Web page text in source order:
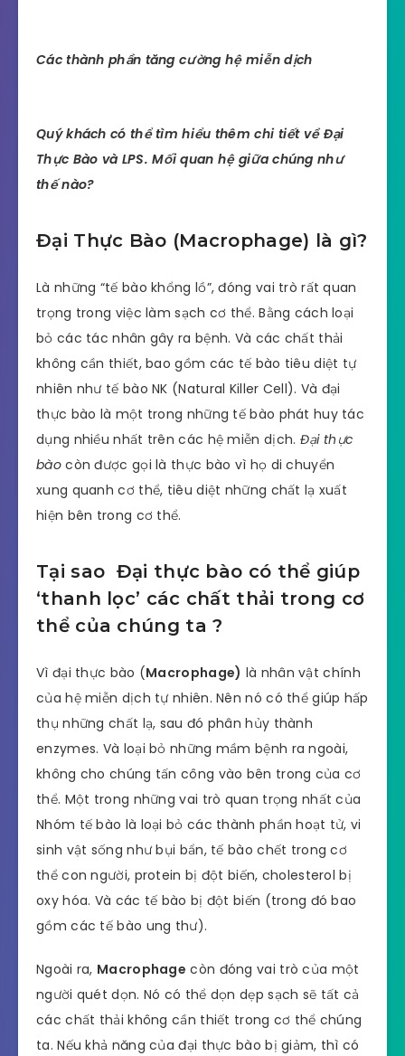
Các thành phần tăng cường hệ miễn dịch
Quý khách có thể tìm hiểu thêm chi tiết về Đại
Thực Bào và LPS. Mối quan hệ giữa chúng như
thế nào?
Đại Thực Bào (Macrophage) là gì?
Là những “tế bào khổng lồ”, đóng vai trò rất quan
trọng trong việc làm sạch cơ thể. Bằng cách loại
bỏ các tác nhân gây ra bệnh. Và các chất thải
không cần thiết, bao gồm các tế bào tiêu diệt tự
nhiên như tế bào NK (Natural Killer Cell). Và đại
thực bào là một trong những tế bào phát huy tác
dụng nhiều nhất trên các hệ miễn dịch. Đại thực
bàocòn được gọi là thực bào vì họ di chuyển
xung quanh cơ thể, tiêu diệt những chất lạ xuất
hiện bên trong cơ thể.
Tại sao Đại thực bào có thể giúp
‘thanh lọc’ các chất thải trong cơ
thể của chúng ta ?
Vì đại thực bào (Macrophage) là nhân vật chính
của hệ miễn dịch tự nhiên. Nên nó có thể giúp hấp
thụ những chất lạ, sau đó phân hủy thành
enzymes. Và loại bỏ những mầm bệnh ra ngoài,
không cho chúng tấn công vào bên trong của cơ
thể. Một trong những vai trò quan trọng nhất của
Nhóm tế bào là loại bỏ các thành phần hoạt tử, vi
sinh vật sống như bụi bẩn, tế bào chết trong cơ
thể con người, protein bị đột biến, cholesterol bị
oxy hóa. Và các tế bào bị đột biến (trong đó bao
gồm các tế bào ung thư).
Ngoài ra, Macrophage còn đóng vai trò của một
người quét dọn. Nó có thể dọn dẹp sạch sẽ tất cả
các chất thải không cần thiết trong cơ thể chúng
ta. Nếu khả năng của đại thực bào bị giảm, thì có